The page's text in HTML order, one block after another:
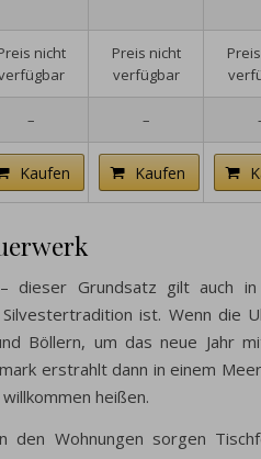
nicht
Preis nicht
verfügbar
– –
Kaufen Kaufen
dieser Grundsatz gilt auch
ist. Wenn die
Böllern, um das neue Jahr
erstrahlt dann in einem
heißen.
den Wohnungen sorgen